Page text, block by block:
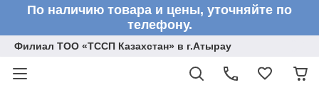
По наличию товара и цены, уточняйте по
телефону.
Филиал ТОО «ТССП Казахстан» в г.Атырау